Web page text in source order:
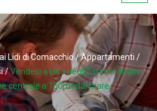
Lidi di Comacchio /Appartamenti /
/Vendesi a Lido degli Estensi ampio
centrale a 150mt dal mare.